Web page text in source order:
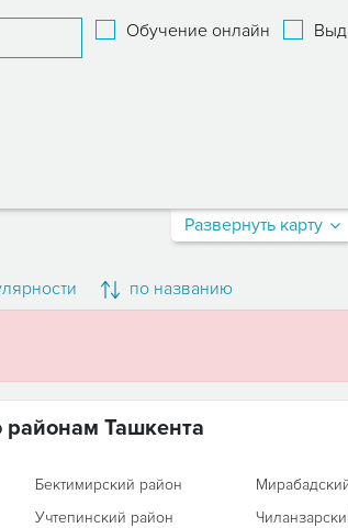
Обучение онлайн
Развернуть карту
по названию
районам Ташкента
Бектимирский район
Учтепинский район